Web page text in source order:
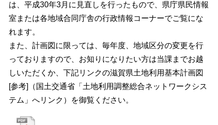
は、平成30年3月に見直しを行ったもので、県庁県民情報
室または各地域合同庁舎の行政情報コーナーでご覧にな
れます。
また、計画図に限っては、毎年度、地域区分の変更を行
っておりますので、お知りになりたい方は当課までお越
しいただくか、下記リンクの滋賀県土地利用基本計画図
[参考]（国土交通省「土地利用調整総合ネットワークシス
テム」へリンク）を御覧ください。